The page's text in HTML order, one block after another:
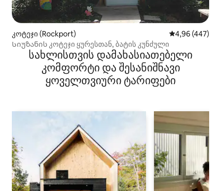
კოტეჯი (Rockport) საშუალო
4,96 (447)
Სიუზანის კოტეჯი ყურესთან, ბატის კუნძული
სახლისთვის დამახასიათებელი
კომფორტი და შესანიშნავი
ყოველთვიური ტარიფები